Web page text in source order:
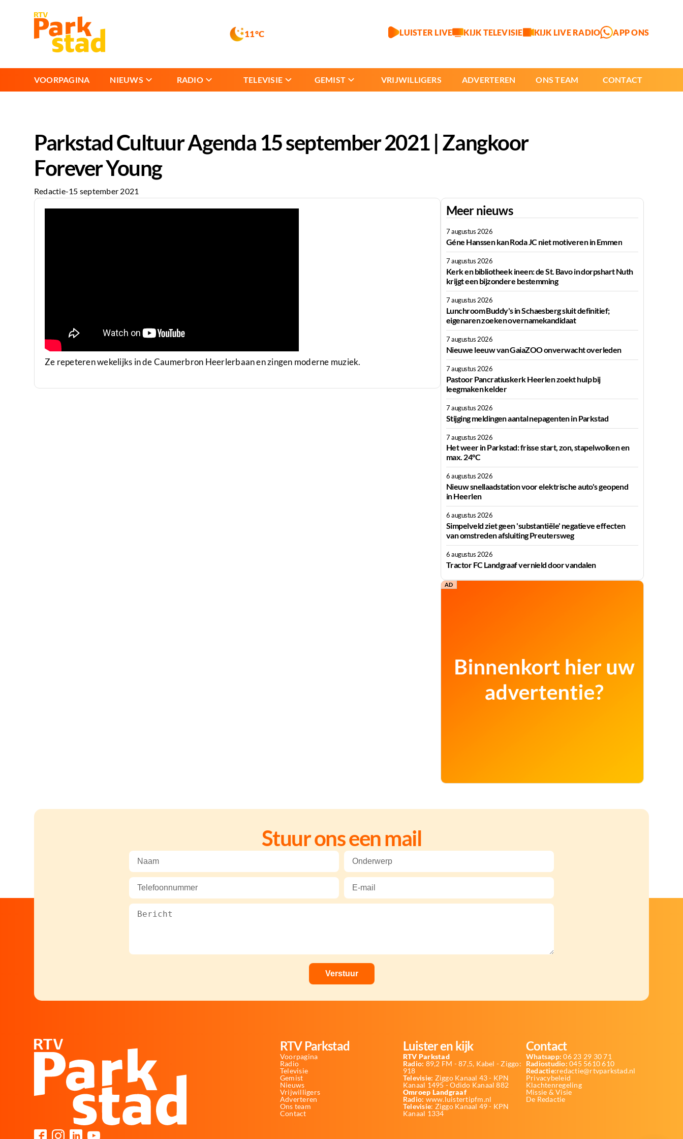
11°C LUISTER LIVE KIJK TELEVISIE KIJK LIVE RADIO APP ONS
VOORPAGINA NIEUWS RADIO TELEVISIE GEMIST VRIJWILLIGERS ADVERTEREN ONS TEAM CONTACT
Parkstad Cultuur Agenda 15 september 2021 | Zangkoor
Forever Young
Redactie-15 september 2021
Ze repeteren wekelijks in de Caumerbron Heerlerbaan en zingen moderne muziek.
Meer nieuws
7 augustus 2026
Géne Hanssen kan Roda JC niet motiveren in Emmen
7 augustus 2026
Kerk en bibliotheek ineen: de St. Bavo in dorpshart Nuth
krijgt een bijzondere bestemming
7 augustus 2026
Lunchroom Buddy's in Schaesberg sluit definitief;
eigenaren zoeken overnamekandidaat
7 augustus 2026
Nieuwe leeuw van GaiaZOO onverwacht overleden
7 augustus 2026
Pastoor Pancratiuskerk Heerlen zoekt hulp bij
leegmaken kelder
7 augustus 2026
Stijging meldingen aantal nepagenten in Parkstad
7 augustus 2026
Het weer in Parkstad: frisse start, zon, stapelwolken en
max. 24°C
6 augustus 2026
Nieuw snellaadstation voor elektrische auto's geopend
in Heerlen
6 augustus 2026
Simpelveld ziet geen 'substantiële' negatieve effecten
van omstreden afsluiting Preutersweg
6 augustus 2026
Tractor FC Landgraaf vernield door vandalen
AD
Stuur ons een mail
RTV Parkstad
Voorpagina
Radio
Televisie
Gemist
Nieuws
Vrijwilligers
Adverteren
Ons team
Contact
Luister en kijk
RTV Parkstad
Radio: 89,2 FM - 87,5, Kabel - Ziggo:
918
Televisie: Ziggo Kanaal 43 - KPN
Kanaal 1495 - Odido Kanaal 882
Omroep Landgraaf
Radio: www.luistertipfm.nl
Televisie: Ziggo Kanaal 49 - KPN
Kanaal 1334
Contact
Whatsapp: 06 23 29 30 71
Radiostudio: 045 5610 610
Redactie:redactie@rtvparkstad.nl
Privacybeleid
Klachtenregeling
Missie & Visie
De Redactie